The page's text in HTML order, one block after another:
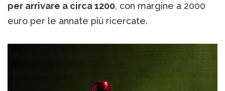
per arrivare a circa 1200, con margine a 2000
euro per le annate più ricercate.